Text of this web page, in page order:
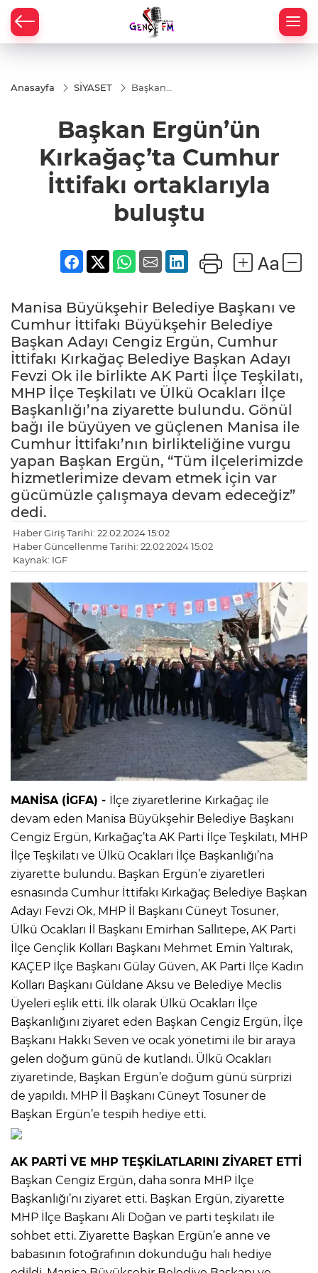
Anasayfa SİYASET
Başkan
Cumhur
İttifakı
ortaklarıyla
buluştu
Başkan Ergün’ün
Kırkağaç’ta Cumhur
İttifakı ortaklarıyla
buluştu
Manisa Büyükşehir Belediye Başkanı ve
Cumhur İttifakı Büyükşehir Belediye
Başkan Adayı Cengiz Ergün, Cumhur
İttifakı Kırkağaç Belediye Başkan Adayı
Fevzi Ok ile birlikte AK Parti İlçe Teşkilatı,
MHP İlçe Teşkilatı ve Ülkü Ocakları İlçe
Başkanlığı’na ziyarette bulundu. Gönül
bağı ile büyüyen ve güçlenen Manisa ile
Cumhur İttifakı’nın birlikteliğine vurgu
yapan Başkan Ergün, “Tüm ilçelerimizde
hizmetlerimize devam etmek için var
gücümüzle çalışmaya devam edeceğiz”
dedi.
Haber Giriş Tarihi: 22.02.2024 15:02
Haber Güncellenme Tarihi: 22.02.2024 15:02
Kaynak: IGF
MANİSA (İGFA) - İlçe ziyaretlerine Kırkağaç ile
devam eden Manisa Büyükşehir Belediye Başkanı
Cengiz Ergün, Kırkağaç’ta AK Parti İlçe Teşkilatı, MHP
İlçe Teşkilatı ve Ülkü Ocakları İlçe Başkanlığı’na
ziyarette bulundu. Başkan Ergün’e ziyaretleri
esnasında Cumhur İttifakı Kırkağaç Belediye Başkan
Adayı Fevzi Ok, MHP İl Başkanı Cüneyt Tosuner,
Ülkü Ocakları İl Başkanı Emirhan Sallıtepe, AK Parti
İlçe Gençlik Kolları Başkanı Mehmet Emin Yaltırak,
KAÇEP İlçe Başkanı Gülay Güven, AK Parti İlçe Kadın
Kolları Başkanı Güldane Aksu ve Belediye Meclis
Üyeleri eşlik etti. İlk olarak Ülkü Ocakları İlçe
Başkanlığını ziyaret eden Başkan Cengiz Ergün, İlçe
Başkanı Hakkı Seven ve ocak yönetimi ile bir araya
gelen doğum günü de kutlandı. Ülkü Ocakları
ziyaretinde, Başkan Ergün’e doğum günü sürprizi
de yapıldı. MHP İl Başkanı Cüneyt Tosuner de
Başkan Ergün’e tespih hediye etti.
AK PARTİ VE MHP TEŞKİLATLARINI ZİYARET ETTİ
Başkan Cengiz Ergün, daha sonra MHP İlçe
Başkanlığı’nı ziyaret etti. Başkan Ergün, ziyarette
MHP İlçe Başkanı Ali Doğan ve parti teşkilatı ile
sohbet etti. Ziyarette Başkan Ergün’e anne ve
babasının fotoğrafının dokunduğu halı hediye